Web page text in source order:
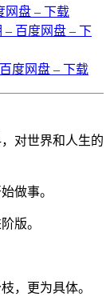
网盘 – 下载
– 百度网盘 – 下
度网盘 – 下载
对世界和人生的
做事。
版。
，更为具体。